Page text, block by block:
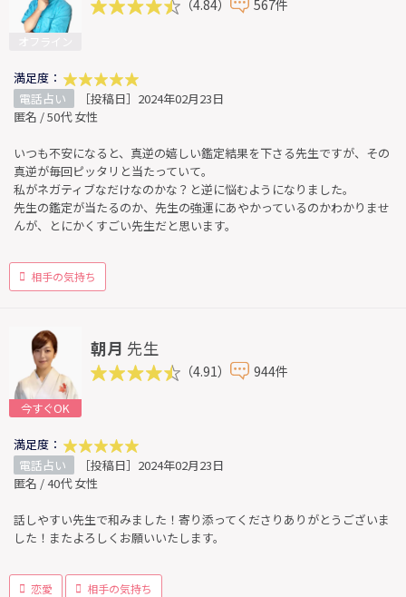
（4.84） 567件
満足度：
電話占い
［投稿日］2024年02月23日
匿名 / 50代 女性
いつも不安になると、真逆の嬉しい鑑定結果を下さる先生ですが、その
真逆が毎回ピッタリと当たっていて。
私がネガティブなだけなのかな？と逆に悩むようになりました。
先生の鑑定が当たるのか、先生の強運にあやかっているのかわかりませ
んが、とにかくすごい先生だと思います。
相手の気持ち
今すぐOK
朝月 先生
（4.91） 944件
満足度：
電話占い
［投稿日］2024年02月23日
匿名 / 40代 女性
話しやすい先生で和みました！寄り添ってくださりありがとうございま
した！またよろしくお願いいたします。
恋愛 相手の気持ち